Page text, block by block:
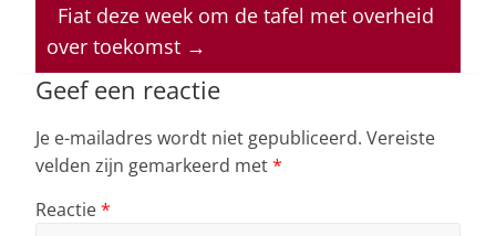
p
p
o
o
k
n s
Fiat deze week om de tafel met overheid
over toekomst →
Geef een reactie
Je e-mailadres wordt niet gepubliceerd. Vereiste
velden zijn gemarkeerd met*
Reactie*